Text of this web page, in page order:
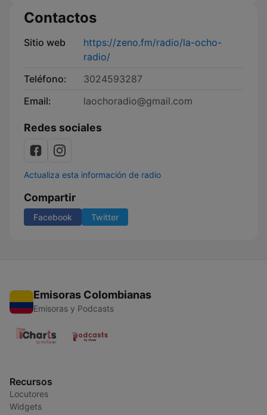
Contactos
Sitio web
https://zeno.fm/radio/la-ocho-
radio/
Teléfono:
3024593287
Email:
laochoradio@gmail.com
Redes sociales
Actualiza esta información de radio
Compartir
Facebook Twitter
Emisoras Colombianas
Emisoras y Podcasts
Recursos
Locutores
Widgets